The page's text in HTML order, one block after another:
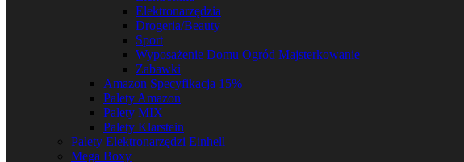
Elektronarzędzia
Drogeria/Beauty
Sport
Wyposażenie Domu Ogród Majsterkowanie
Zabawki
Amazon Specyfikacja 15%
Palety Amazon
Palety MIX
Palety Klarstein
Palety Elektronarzędzi Einhell
Mega Boxy